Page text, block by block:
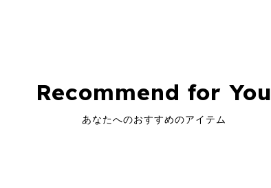
Recommend for You
あなたへのおすすめのアイテム